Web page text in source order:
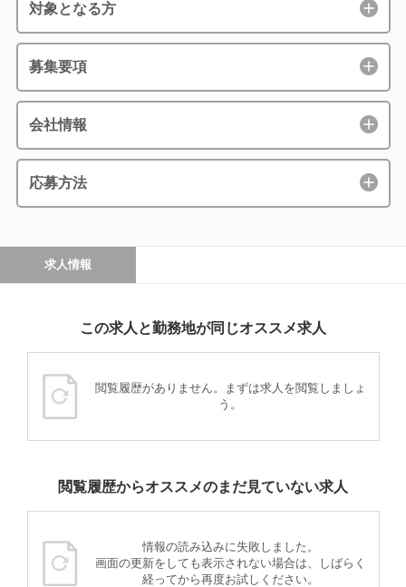
対象となる方
募集要項
会社情報
応募方法
求人情報
この求人と勤務地が同じオススメ求人
閲覧履歴がありません。まずは求人を閲覧しましょ
う。
閲覧履歴からオススメのまだ見ていない求人
情報の読み込みに失敗しました。
画面の更新をしても表示されない場合は、しばらく
経ってから再度お試しください。